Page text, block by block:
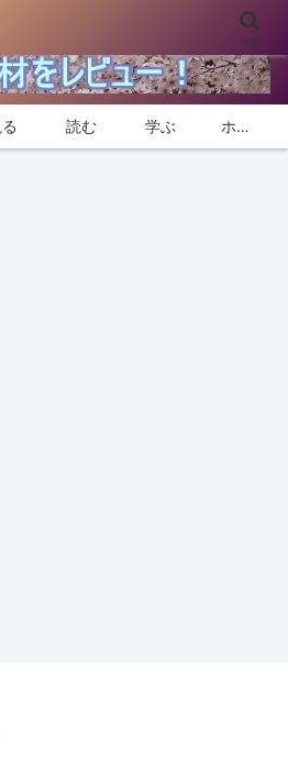
読む 学ぶ ホーム
検索